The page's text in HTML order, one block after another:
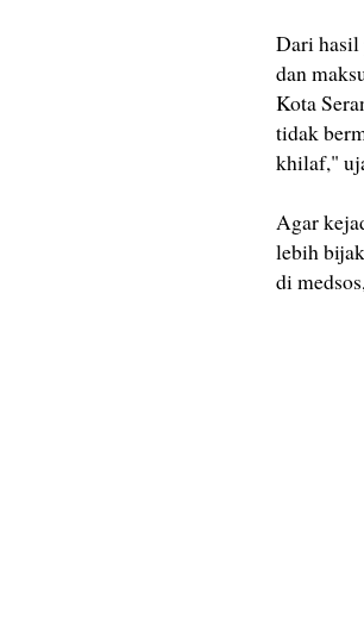
Dari hasil
dan
Kota
tidak
khilaf,"
Agar
lebih
di